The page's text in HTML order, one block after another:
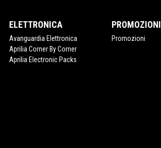
ELETTRONICA
Avanguardia Elettronica
Aprilia Corner By Corner
Aprilia Electronic Packs
PROMOZIONI
Promozioni